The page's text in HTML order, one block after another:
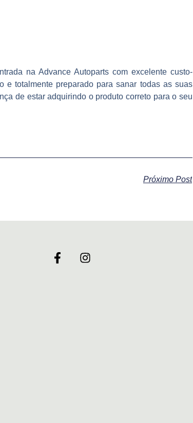
na Advance Autoparts com excelente custo-
e totalmente preparado para sanar todas as suas
de estar adquirindo o produto correto para o seu
Próximo Post